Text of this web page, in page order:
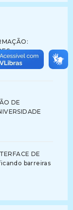
DE
DE
barreiras